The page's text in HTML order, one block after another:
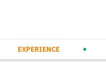
EXPERIENCE